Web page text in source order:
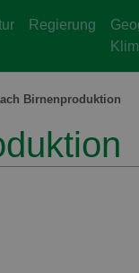
Regierung
Birnenproduktion